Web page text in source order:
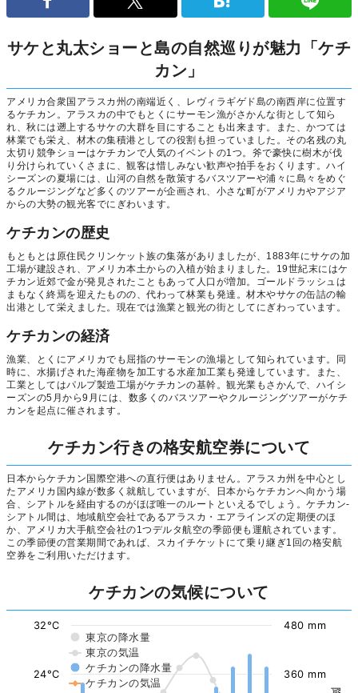
サケと丸太ショーと島の自然巡りが魅力「ケチ
カン」
アメリカ合衆国アラスカ州の南端近く、レヴィラギゲド島の南西岸に位置す
るケチカン。アラスカの中でもとくにサーモン漁がさかんな街として知ら
れ、秋には遡上するサケの大群を目にすることも出来ます。また、かつては
林業でも栄え、材木の集積港としての役割も担っていました。その名残の丸
太切り競争ショーはケチカンで人気のイベントの1つ。斧で豪快に樹木が伐
り分けられていくさまに、観客は惜しみない歓声や拍手をおくります。ハイ
シーズンの夏場には、山河の自然を散策するバスツアーや浦々に島々をめぐ
るクルージングなど多くのツアーが企画され、小さな町がアメリカやアジア
からの大勢の観光客でにぎわいます。
ケチカンの歴史
もともとは原住民クリンケット族の集落がありましたが、1883年にサケの加
工場が建設され、アメリカ本土からの入植が始まりました。19世紀末にはケ
チカン近郊で金が発見されたこともあって人口が増加。ゴールドラッシュは
まもなく終焉を迎えたものの、代わって林業も発達。材木やサケの缶詰の輸
出港として栄えました。現在では漁業と観光の街としてにぎわっています。
ケチカンの経済
漁業、とくにアメリカでも屈指のサーモンの漁場として知られています。同
時に、水揚げされた海産物を加工する水産加工業も発達しています。また、
工業としてはパルプ製造工場がケチカンの基幹。観光業もさかんで、ハイシ
ーズンの5月から9月には、数多くのバスツアーやクルージングツアーがケチ
カンを起点に催されます。
ケチカン行きの格安航空券について
日本からケチカン国際空港への直行便はありません。アラスカ州を中心とし
たアメリカ国内線が数多く就航していますが、日本からケチカンへ向かう場
合、シアトルを経由するのがほぼ唯一のルートといえるでしょう。ケチカン-
シアトル間は、地域航空会社であるアラスカ・エアラインズの定期便のほ
か、アメリカ大手航空会社の1つデルタ航空の季節便も運航されています。
この季節便の営業期間であれば、スカイチケットにて乗り継ぎ1回の格安航
空券をご利用いただけます。
ケチカンの気候について
東京の降水量
東京の気温
ケチカンの降水量
ケチカンの気温
24°C
32°C
360 mm
480 mm